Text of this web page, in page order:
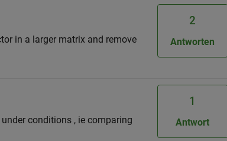
in a larger matrix and remove
2
Antworten
conditions , ie comparing
1
Antwort